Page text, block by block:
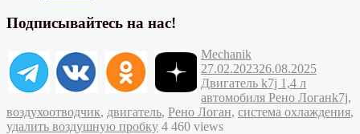
Подписывайтесь на нас!
Автор
MechanikОпубликовано
27.02.202326.08.2025
Двигатель k7j 1,4 л
автомобиля Рено Логанk7j,
воздухоотводчик, двигатель, Рено Логан, система охлаждения,
удалить воздушную пробку 4 460 views